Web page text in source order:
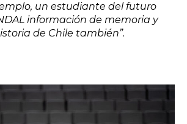
un estudiante del futuro
información de memoria y
de Chile también”.